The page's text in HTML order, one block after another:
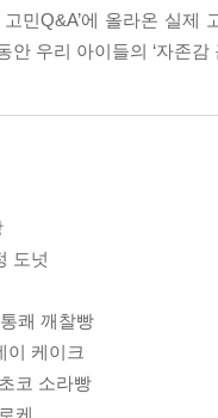
고민Q&A’에 올라온 실
안 우리 아이들의 ‘자존
도넛
쾌 깨찰빵
이 케이크
코 소라빵
케